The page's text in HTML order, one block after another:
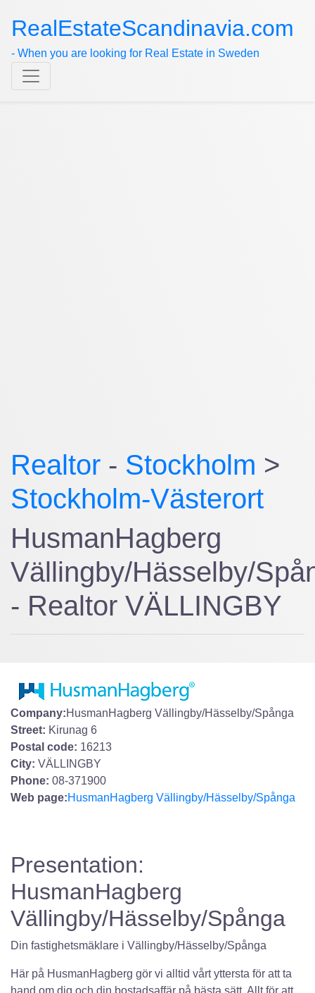
RealEstateScandinavia.com
- When you are looking for Real Estate in Sweden
Realtor - Stockholm >
Stockholm-Västerort
HusmanHagberg
Vällingby/Hässelby/
- Realtor VÄLLINGBY
Company:HusmanHagberg Vällingby/Hässelby/Spånga
Street: Kirunag 6
Postal code: 16213
City: VÄLLINGBY
Phone: 08-371900
Web page:HusmanHagberg Vällingby/Hässelby/Spånga
Presentation:
HusmanHagberg
Vällingby/Hässelby/Spånga
Din fastighetsmäklare i Vällingby/Hässelby/Spånga
Här på HusmanHagberg gör vi alltid vårt yttersta för att ta
hand om dig och din bostadsaffär på bästa sätt. Allt för att